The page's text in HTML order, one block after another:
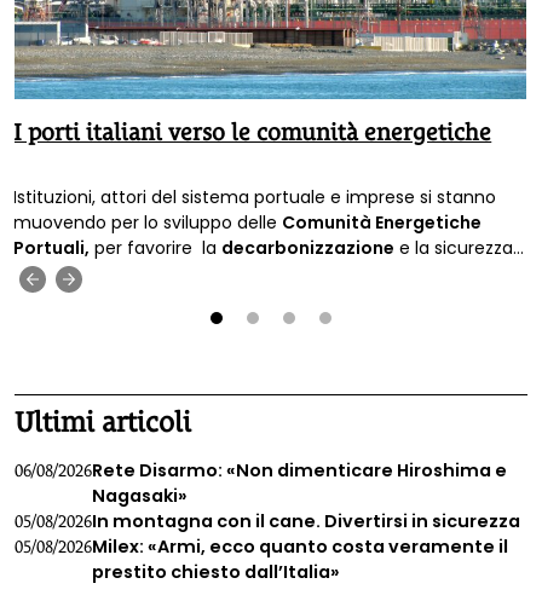
I porti italiani verso le comunità energetiche
Istituzioni, attori del sistema portuale e imprese si stanno
muovendo per lo sviluppo delle Comunità Energetiche
Portuali, per favorire la decarbonizzazione e la sicurezza
energetica.
Ultimi articoli
06/08/2026Rete Disarmo: «Non dimenticare Hiroshima e
Nagasaki»
05/08/2026In montagna con il cane. Divertirsi in sicurezza
05/08/2026Milex: «Armi, ecco quanto costa veramente il
prestito chiesto dall’Italia»